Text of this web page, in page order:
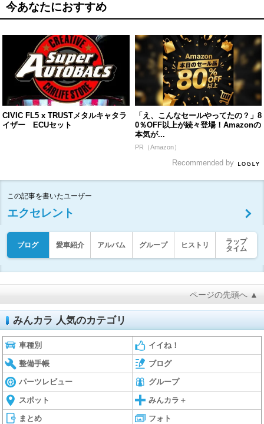
今あなたにおすすめ
CIVIC FL5 x TRUSTメタルキャタラ
イザー ECUセット
「え、こんなセールやってたの？」8
0％OFF以上が続々登場！Amazonの
本気が...
PR（Amazon）
Recommended by
この記事を書いたユーザー
エクセレント
ブログ 愛車紹介 アルバム グループ ヒストリ
ラップ
タイム
ページの先頭へ ▲
みんカラ 人気のカテゴリ
車種別 イイね！
整備手帳 ブログ
パーツレビュー グループ
スポット みんカラ＋
まとめ フォト